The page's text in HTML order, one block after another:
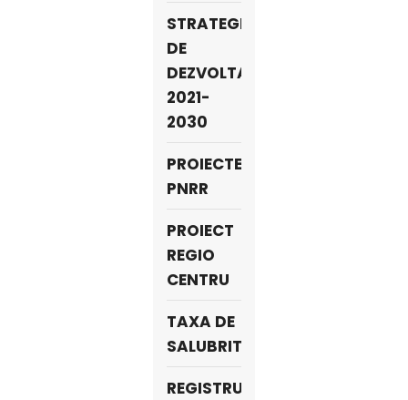
STRATEGIA
DE
DEZVOLTARE
2021-
2030
PROIECTE
PNRR
PROIECT
REGIO
CENTRU
TAXA DE
SALUBRITATE
REGISTRUL